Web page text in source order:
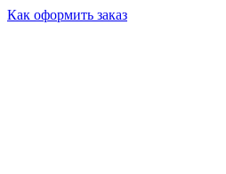
Как оформить заказ